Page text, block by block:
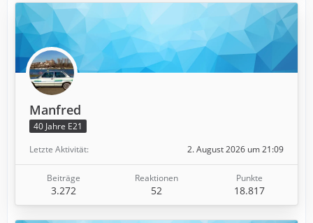
Manfred
40 Jahre E21
Letzte Aktivität
2. August 2026 um 21:09
Beiträge
3.272
Reaktionen
52
Punkte
18.817